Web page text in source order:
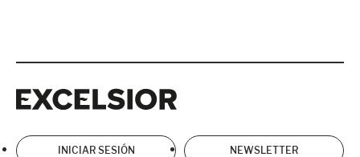
INICIAR SESIÓN NEWSLETTER